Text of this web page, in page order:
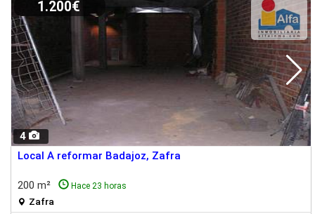
4
1.200€
Local A reformar Badajoz, Zafra
200 m² Hace 23 horas
Zafra